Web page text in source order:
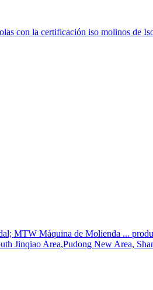
con la certificación iso molinos de
Máquina de Molienda ...
Jinqiao Area,Pudong New Area,